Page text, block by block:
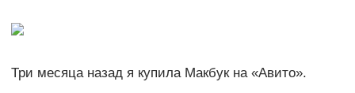
Три месяца назад я купила Макбук на «Авито».